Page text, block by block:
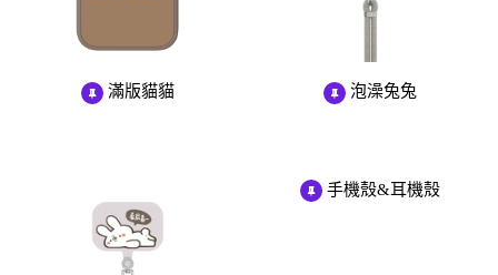
滿版貓貓 泡澡兔兔
手機殼&耳機殼